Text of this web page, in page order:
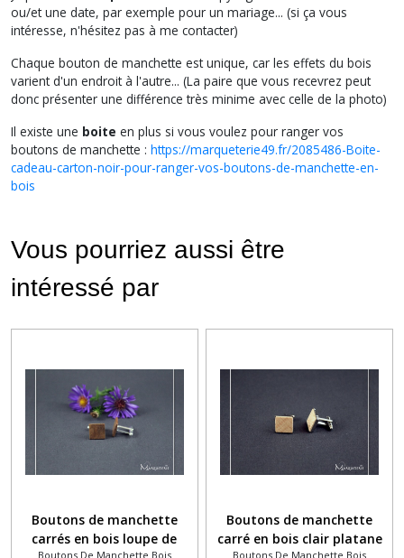
ou/et une date, par exemple pour un mariage... (si ça vous
intéresse, n'hésitez pas à me contacter)
Chaque bouton de manchette est unique, car les effets du bois
varient d'un endroit à l'autre... (La paire que vous recevrez peut
donc présenter une différence très minime avec celle de la photo)
Il existe une boite en plus si vous voulez pour ranger vos
boutons de manchette : https://marqueterie49.fr/2085486-Boite-
cadeau-carton-noir-pour-ranger-vos-boutons-de-manchette-en-
bois
Vous pourriez aussi être
intéressé par
Boutons de manchette
carrés en bois loupe de
Boutons De Manchette Bois
Boutons de manchette
carré en bois clair platane
Boutons De Manchette Bois